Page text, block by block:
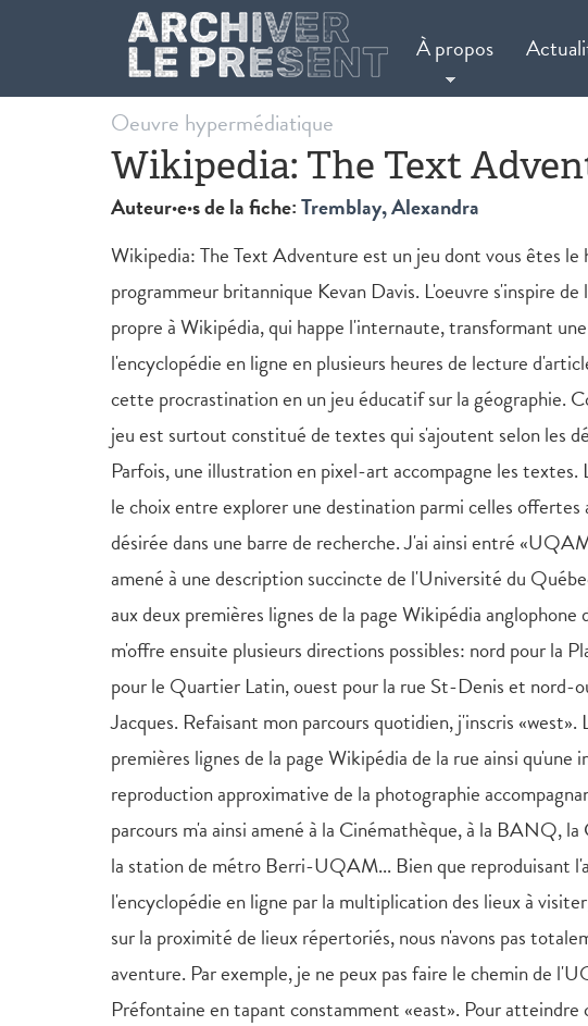
Aller au contenu principal
À propos
Oeuvre hypermédiatique
Wikipedia: The Text
Auteur·e·s de la fiche:Tremblay, Alexandra
Wikipedia: The Text Adventure est un jeu dont vous êtes le
programmeur britannique Kevan Davis. L'oeuvre s'inspire de
propre à Wikipédia, qui happe l'internaute, transformant
l'encyclopédie en ligne en plusieurs heures de lecture
cette procrastination en un jeu éducatif sur la géographie.
jeu est surtout constitué de textes qui s'ajoutent selon les
Parfois, une illustration en pixel-art accompagne les textes.
le choix entre explorer une destination parmi celles
désirée dans une barre de recherche. J'ai ainsi entré
amené à une description succincte de l'Université du
aux deux premières lignes de la page Wikipédia
m'offre ensuite plusieurs directions possibles: nord pour la
pour le Quartier Latin, ouest pour la rue St-Denis et nord-
Jacques. Refaisant mon parcours quotidien, j'inscris «west».
premières lignes de la page Wikipédia de la rue ainsi qu'une
reproduction approximative de la photographie
parcours m'a ainsi amené à la Cinémathèque, à la BANQ,
la station de métro Berri-UQAM... Bien que reproduisant
l'encyclopédie en ligne par la multiplication des lieux à
sur la proximité de lieux répertoriés, nous n'avons pas
aventure. Par exemple, je ne peux pas faire le chemin de
Préfontaine en tapant constamment «east». Pour